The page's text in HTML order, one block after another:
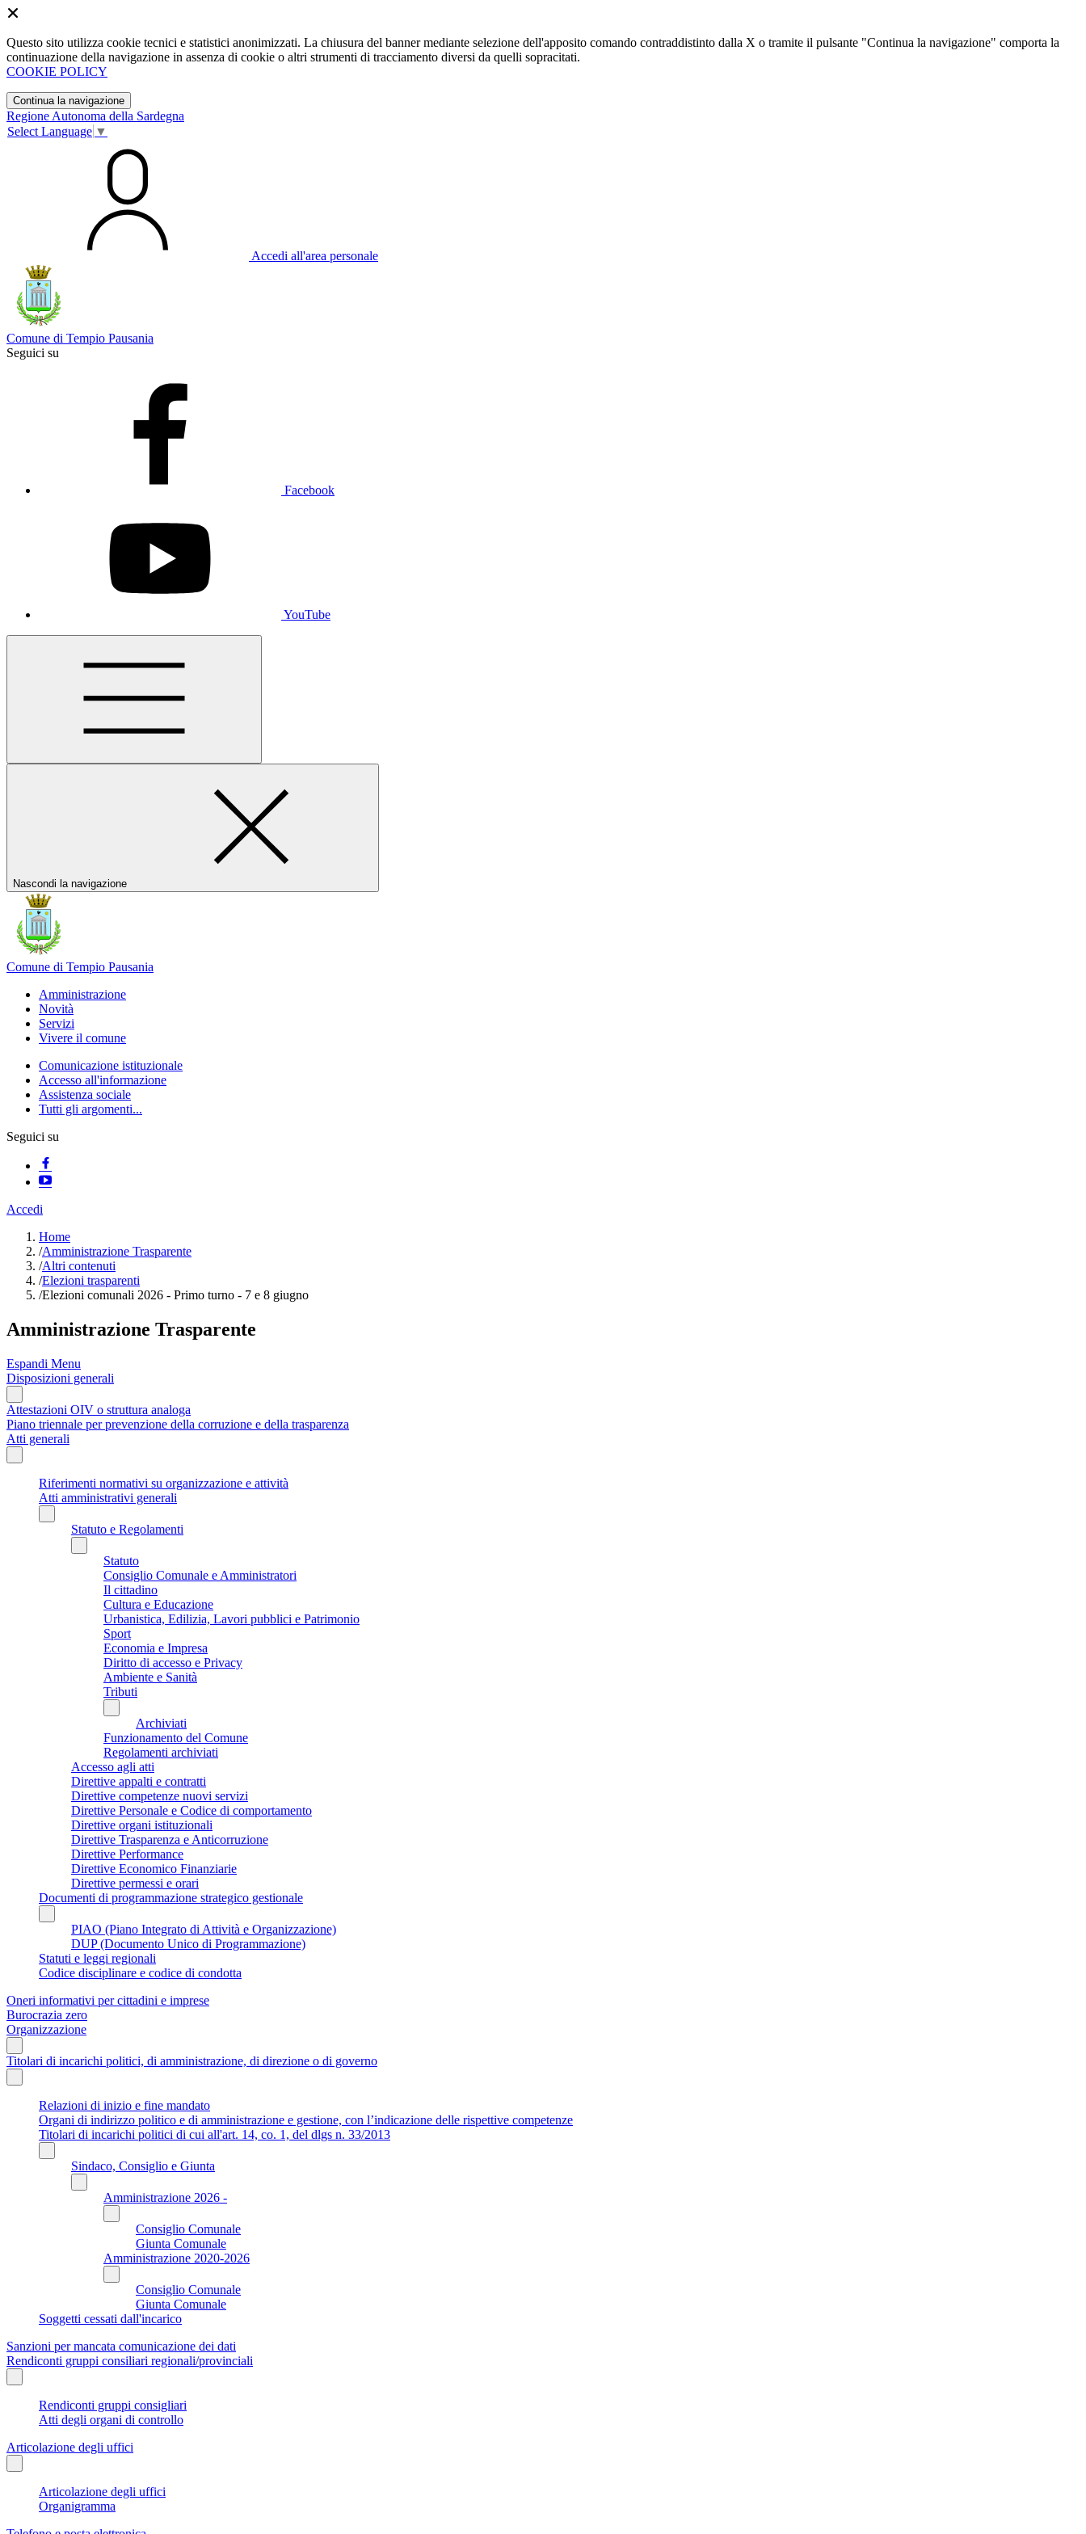
Questo sito utilizza cookie tecnici e statistici anonimizzati. La chiusura del banner mediante selezione dell'apposito comando contraddistinto dalla X o tramite il pulsante "Continua la navigazione" comporta la
continuazione della navigazione in assenza di cookie o altri strumenti di tracciamento diversi da quelli sopracitati.
COOKIE POLICY
Continua la navigazione
Regione Autonoma della Sardegna
Select Language ▼
Accedi all'area personale
Comune di Tempio Pausania
Seguici su
Facebook
YouTube
Nascondi la navigazione
Comune di Tempio Pausania
Amministrazione
Novità
Servizi
Vivere il comune
Comunicazione istituzionale
Accesso all'informazione
Assistenza sociale
Tutti gli argomenti...
Seguici su
Accedi
Home
/Amministrazione Trasparente
/Altri contenuti
/Elezioni trasparenti
/Elezioni comunali 2026 - Primo turno - 7 e 8 giugno
Amministrazione Trasparente
Espandi Menu
Disposizioni generali
Attestazioni OIV o struttura analoga
Piano triennale per prevenzione della corruzione e della trasparenza
Atti generali
Riferimenti normativi su organizzazione e attività
Atti amministrativi generali
Statuto e Regolamenti
Statuto
Consiglio Comunale e Amministratori
Il cittadino
Cultura e Educazione
Urbanistica, Edilizia, Lavori pubblici e Patrimonio
Sport
Economia e Impresa
Diritto di accesso e Privacy
Ambiente e Sanità
Tributi
Archiviati
Funzionamento del Comune
Regolamenti archiviati
Accesso agli atti
Direttive appalti e contratti
Direttive competenze nuovi servizi
Direttive Personale e Codice di comportamento
Direttive organi istituzionali
Direttive Trasparenza e Anticorruzione
Direttive Performance
Direttive Economico Finanziarie
Direttive permessi e orari
Documenti di programmazione strategico gestionale
PIAO (Piano Integrato di Attività e Organizzazione)
DUP (Documento Unico di Programmazione)
Statuti e leggi regionali
Codice disciplinare e codice di condotta
Oneri informativi per cittadini e imprese
Burocrazia zero
Organizzazione
Titolari di incarichi politici, di amministrazione, di direzione o di governo
Relazioni di inizio e fine mandato
Organi di indirizzo politico e di amministrazione e gestione, con l’indicazione delle rispettive competenze
Titolari di incarichi politici di cui all'art. 14, co. 1, del dlgs n. 33/2013
Sindaco, Consiglio e Giunta
Amministrazione 2026 -
Consiglio Comunale
Giunta Comunale
Amministrazione 2020-2026
Consiglio Comunale
Giunta Comunale
Soggetti cessati dall'incarico
Sanzioni per mancata comunicazione dei dati
Rendiconti gruppi consiliari regionali/provinciali
Rendiconti gruppi consigliari
Atti degli organi di controllo
Articolazione degli uffici
Articolazione degli uffici
Organigramma